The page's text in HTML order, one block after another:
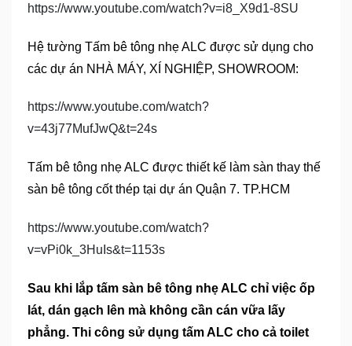
https://www.youtube.com/watch?v=i8_X9d1-8SU
Hệ tường Tấm bê tông nhẹ ALC được sử dụng cho
các dự án NHÀ MÁY, XÍ NGHIỆP, SHOWROOM:
https://www.youtube.com/watch?
v=43j77MufJwQ&t=24s
Tấm bê tông nhẹ ALC được thiết kế làm sàn thay thế
sàn bê tông cốt thép tại dự án Quận 7. TP.HCM
https://www.youtube.com/watch?
v=vPi0k_3HuIs&t=1153s
Sau khi lắp tấm sàn bê tông nhẹ ALC chỉ việc ốp
lát, dán gạch lên mà không cần cán vữa lấy
phẳng. Thi công sử dụng tấm ALC cho cả toilet